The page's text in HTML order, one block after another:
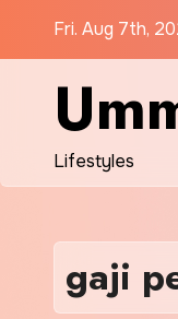
Fri. Aug 7th,
Lifestyles
gaji